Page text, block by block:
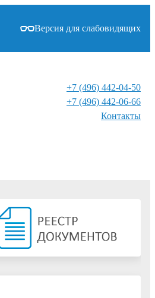
Версия для слабовидящих
+7 (496) 442-04-50
+7 (496) 442-06-66
Контакты⁠